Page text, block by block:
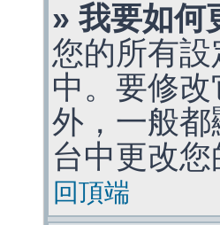
» 我要如何
您的所有
中。要修
外，一般
台中更改
回頂端